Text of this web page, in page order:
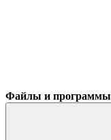
Файлы и программы